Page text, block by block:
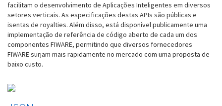
facilitam o desenvolvimento de Aplicações Inteligentes em diversos
setores verticais. As especificações destas APIs são públicas e
isentas de royalties. Além disso, está disponível publicamente uma
implementação de referência de código aberto de cada um dos
componentes FIWARE, permitindo que diversos fornecedores
FIWARE surjam mais rapidamente no mercado com uma proposta de
baixo custo.